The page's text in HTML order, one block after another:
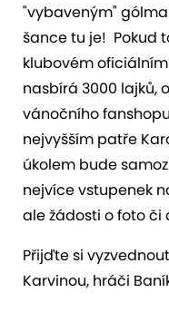
"vybaveným"
šance tu je! Pokud
klubovém
nasbírá 3000 lajků,
vánočního
nejvyšším patře
úkolem bude
nejvíce vstupenek
ale žádosti o foto
Přijďte si
Karvinou, hráči